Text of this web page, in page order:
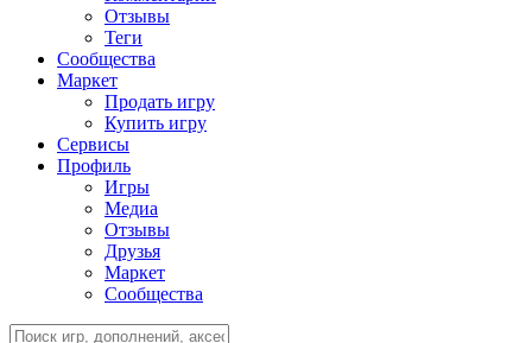
Отзывы
Теги
Сообщества
Маркет
Продать игру
Купить игру
Сервисы
Профиль
Игры
Медиа
Отзывы
Друзья
Маркет
Сообщества